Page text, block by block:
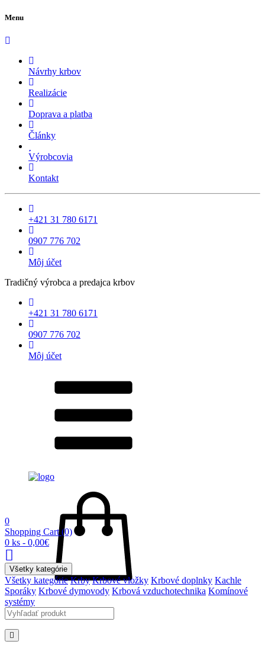
Menu
Návrhy krbov
Realizácie
Doprava a platba
Články
Výrobcovia
Kontakt
+421 31 780 6171
0907 776 702
Môj účet
Tradičný výrobca a predajca krbov
+421 31 780 6171
0907 776 702
Môj účet
0
Shopping Cart (0)
0 ks - 0,00€
Všetky kategórie
Všetky kategórie Krby Krbové vložky Krbové doplnky Kachle
Sporáky Krbové dymovody Krbová vzduchotechnika Komínové
systémy